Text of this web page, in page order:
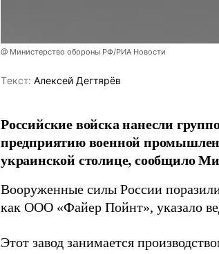
@ Министерство обороны РФ/РИА Новости
Tекст: Алексей Дегтярёв
Российские войска нанесли
предприятию военной
украинской столице, сообщило
Вооруженные силы России
как ООО «Файер Пойнт», указало
Этот завод занимается